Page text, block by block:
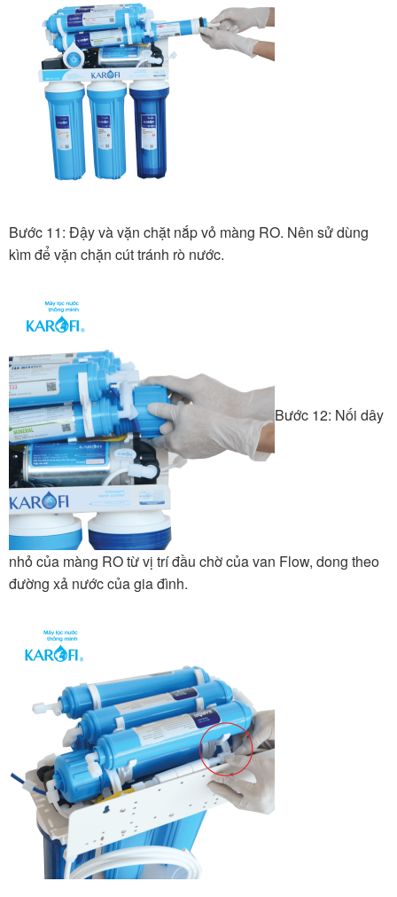
Bước 11: Đậy và vặn chặt nắp vỏ màng RO. Nên sử dùng
kìm để vặn chặn cút tránh rò nước.
Bước 12: Nối dây
nhỏ của màng RO từ vị trí đầu chờ của van Flow, dong theo
đường xả nước của gia đình.